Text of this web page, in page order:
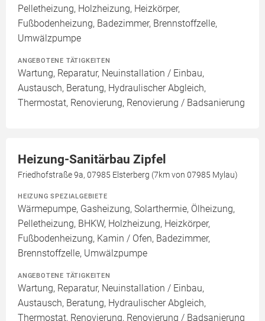
Pelletheizung, Holzheizung, Heizkörper,
Fußbodenheizung, Badezimmer, Brennstoffzelle,
Umwälzpumpe
ANGEBOTENE TÄTIGKEITEN
Wartung, Reparatur, Neuinstallation / Einbau,
Austausch, Beratung, Hydraulischer Abgleich,
Thermostat, Renovierung, Renovierung / Badsanierung
Heizung-Sanitärbau Zipfel
Friedhofstraße 9a, 07985 Elsterberg (7km von 07985 Mylau)
HEIZUNG SPEZIALGEBIETE
Wärmepumpe, Gasheizung, Solarthermie, Ölheizung,
Pelletheizung, BHKW, Holzheizung, Heizkörper,
Fußbodenheizung, Kamin / Ofen, Badezimmer,
Brennstoffzelle, Umwälzpumpe
ANGEBOTENE TÄTIGKEITEN
Wartung, Reparatur, Neuinstallation / Einbau,
Austausch, Beratung, Hydraulischer Abgleich,
Thermostat, Renovierung, Renovierung / Badsanierung